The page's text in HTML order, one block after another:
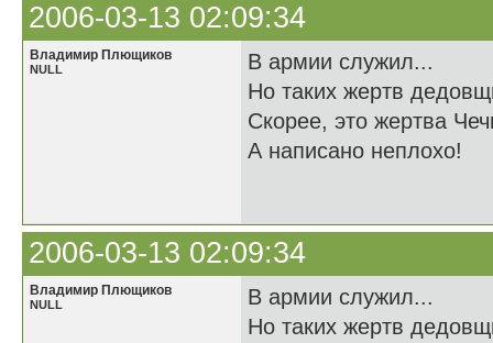
2006-03-13 02:09:34
Владимир Плющиков
NULL
В армии служил...
Но таких жертв
Скорее, это жертва
А написано неплохо!
2006-03-13 02:09:34
Владимир Плющиков
NULL
В армии служил...
Но таких жертв